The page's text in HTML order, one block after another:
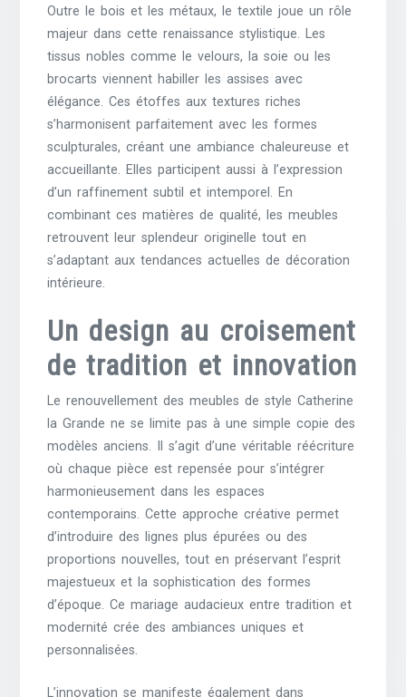
Outre le bois et les métaux, le textile joue un rôle
majeur dans cette renaissance stylistique. Les
tissus nobles comme le velours, la soie ou les
brocarts viennent habiller les assises avec
élégance. Ces étoffes aux textures riches
s’harmonisent parfaitement avec les formes
sculpturales, créant une ambiance chaleureuse et
accueillante. Elles participent aussi à l’expression
d’un raffinement subtil et intemporel. En
combinant ces matières de qualité, les meubles
retrouvent leur splendeur originelle tout en
s’adaptant aux tendances actuelles de décoration
intérieure.
Un design au croisement
de tradition et innovation
Le renouvellement des meubles de style Catherine
la Grande ne se limite pas à une simple copie des
modèles anciens. Il s’agit d’une véritable réécriture
où chaque pièce est repensée pour s’intégrer
harmonieusement dans les espaces
contemporains. Cette approche créative permet
d’introduire des lignes plus épurées ou des
proportions nouvelles, tout en préservant l’esprit
majestueux et la sophistication des formes
d’époque. Ce mariage audacieux entre tradition et
modernité crée des ambiances uniques et
personnalisées.
L’innovation se manifeste également dans